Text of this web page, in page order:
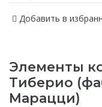
Добавить в
Элементы
Тиберио
Марацци)